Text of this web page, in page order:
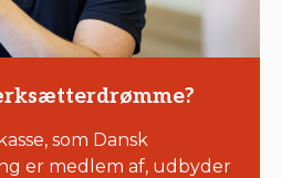
som Dansk
er medlem af, udbyder